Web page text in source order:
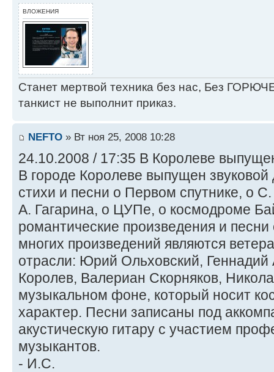
ВЛОЖЕНИЯ
Станет мертвой техника без нас, Без
танкист не выполнит приказ.
NEFTO » Вт ноя 25, 2008 10:28
24.10.2008 / 17:35 В Королеве
В городе Королеве выпущен
стихи и песни о Первом спутнике, о
А. Гагарина, о ЦУПе, о космодроме
романтические произведения и
многих произведений являются
отрасли: Юрий Ольховский,
Королев, Валериан Скорняков,
музыкальном фоне, который носит
характер. Песни записаны под
акустическую гитару с участием
музыкантов.
- И.С.